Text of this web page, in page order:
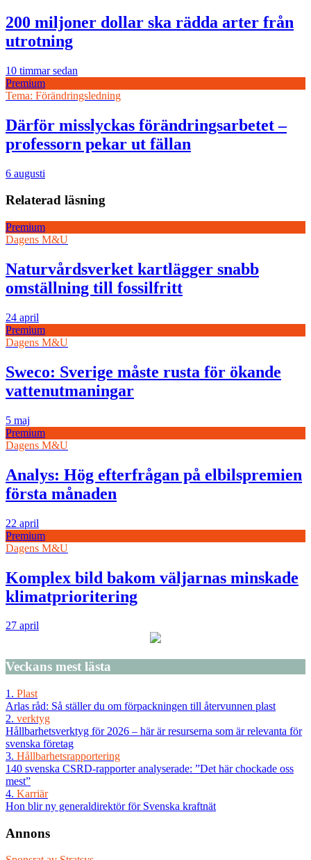
200 miljoner dollar ska rädda arter från
utrotning
10 timmar sedan
Premium
Tema: Förändringsledning
Därför misslyckas förändringsarbetet –
professorn pekar ut fällan
6 augusti
Relaterad läsning
Premium
Dagens M&U
Naturvårdsverket kartlägger snabb
omställning till fossilfritt
24 april
Premium
Dagens M&U
Sweco: Sverige måste rusta för ökande
vattenutmaningar
5 maj
Premium
Dagens M&U
Analys: Hög efterfrågan på elbilspremien
första månaden
22 april
Premium
Dagens M&U
Komplex bild bakom väljarnas minskade
klimatprioritering
27 april
Veckans mest lästa
1. Plast
Arlas råd: Så ställer du om förpackningen till återvunnen plast
2. verktyg
Hållbarhetsverktyg för 2026 – här är resurserna som är relevanta för
svenska företag
3. Hållbarhetsrapportering
140 svenska CSRD-rapporter analyserade: ”Det här chockade oss
mest”
4. Karriär
Hon blir ny generaldirektör för Svenska kraftnät
Annons